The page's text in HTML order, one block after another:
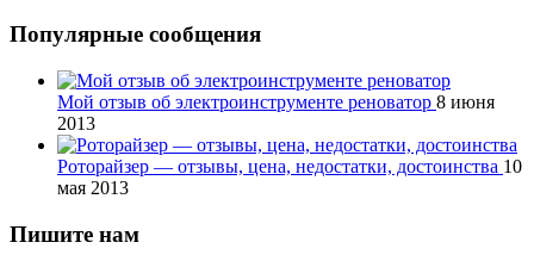
Популярные сообщения
Мой отзыв об электроинструменте реноватор 8 июня
2013
Роторайзер — отзывы, цена, недостатки, достоинства 10
мая 2013
Пишите нам